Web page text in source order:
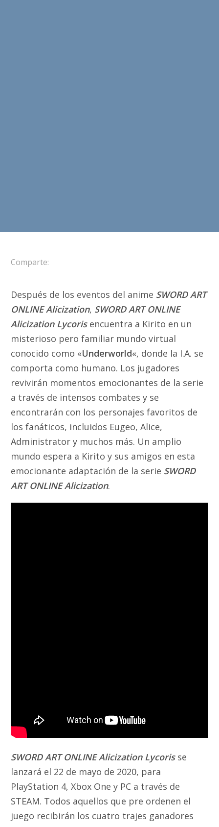
Comparte:
Después de los eventos del anime SWORD ART
ONLINE Alicization, SWORD ART ONLINE
Alicization Lycorisencuentra a Kirito en un
misterioso pero familiar mundo virtual
conocido como «Underworld«, donde la I.A. se
comporta como humano. Los jugadores
revivirán momentos emocionantes de la serie
a través de intensos combates y se
encontrarán con los personajes favoritos de
los fanáticos, incluidos Eugeo, Alice,
Administrator y muchos más. Un amplio
mundo espera a Kirito y sus amigos en esta
emocionante adaptación de la serie SWORD
ART ONLINE Alicization.
SWORD ART ONLINE Alicization Lycorisse
lanzará el 22 de mayo de 2020, para
PlayStation 4, Xbox One y PC a través de
STEAM. Todos aquellos que pre ordenen el
juego recibirán los cuatro trajes ganadores